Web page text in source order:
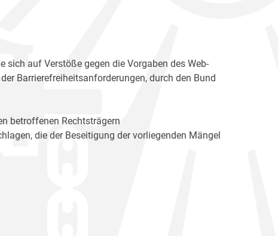
sich auf Verstöße gegen die Vorgaben des Web-
Barrierefreiheitsanforderungen, durch den Bund
betroffenen Rechtsträgern
die der Beseitigung der vorliegenden Mängel